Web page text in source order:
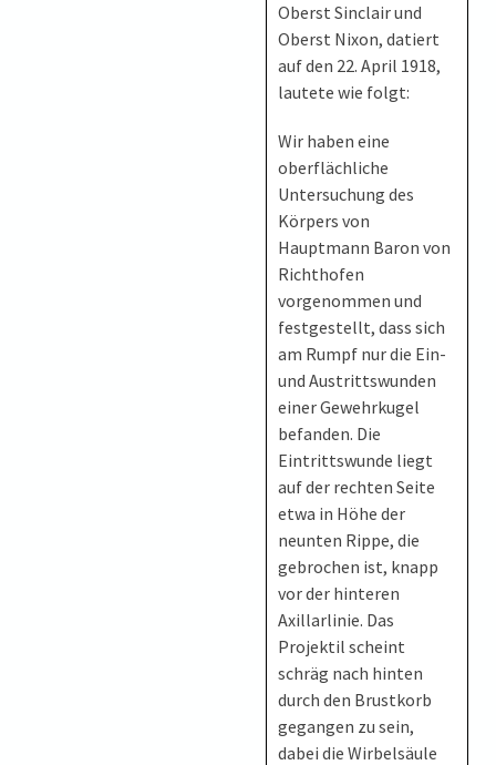
Oberst Sinclair und
Oberst Nixon, datiert
auf den 22. April 1918,
lautete wie folgt:
Wir haben eine
oberflächliche
Untersuchung des
Körpers von
Hauptmann Baron von
Richthofen
vorgenommen und
festgestellt, dass sich
am Rumpf nur die Ein-
und Austrittswunden
einer Gewehrkugel
befanden. Die
Eintrittswunde liegt
auf der rechten Seite
etwa in Höhe der
neunten Rippe, die
gebrochen ist, knapp
vor der hinteren
Axillarlinie. Das
Projektil scheint
schräg nach hinten
durch den Brustkorb
gegangen zu sein,
dabei die Wirbelsäule